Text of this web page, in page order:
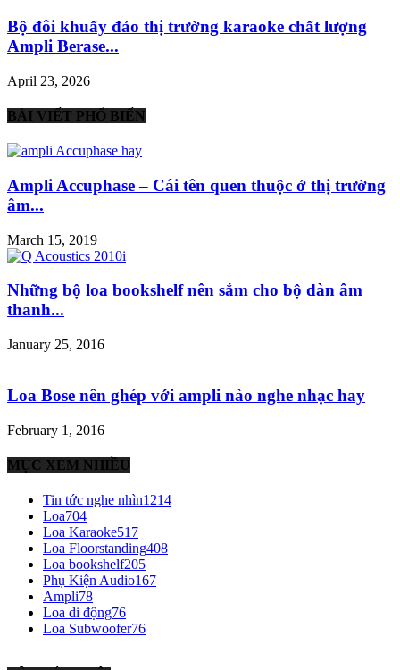
Bộ đôi khuấy đảo thị trường karaoke chất lượng
Ampli Berase...
April 23, 2026
BÀI VIẾT PHỔ BIẾN
Ampli Accuphase – Cái tên quen thuộc ở thị trường
âm...
March 15, 2019
Những bộ loa bookshelf nên sắm cho bộ dàn âm
thanh...
January 25, 2016
Loa Bose nên ghép với ampli nào nghe nhạc hay
February 1, 2016
MỤC XEM NHIỀU
Tin tức nghe nhìn1214
Loa704
Loa Karaoke517
Loa Floorstanding408
Loa bookshelf205
Phụ Kiện Audio167
Ampli78
Loa di động76
Loa Subwoofer76